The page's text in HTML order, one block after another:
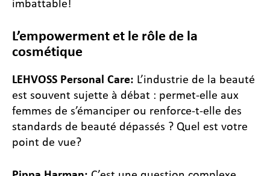
imbattable!
L’empowerment et le rôle de la
cosmétique
LEHVOSS Personal Care: L’industrie de la beauté
est souvent sujette à débat : permet-elle aux
femmes de s’émanciper ou renforce-t-elle des
standards de beauté dépassés ? Quel est votre
point de vue?